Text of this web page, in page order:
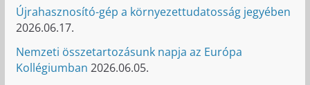
Újrahasznosító-gép a környezettudatosság jegyében
2026.06.17.
Nemzeti összetartozásunk napja az Európa
Kollégiumban 2026.06.05.